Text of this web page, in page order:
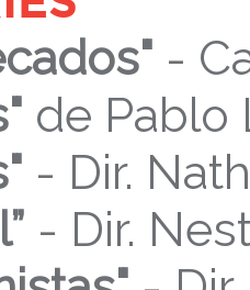
-
de Pablo
- Dir.
- Dir.